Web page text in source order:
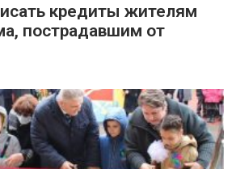
кредиты жителям
пострадавшим от